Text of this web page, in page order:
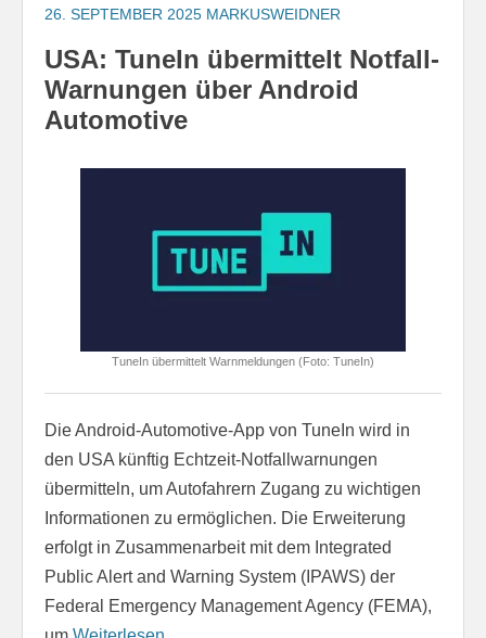
26. SEPTEMBER 2025 MARKUSWEIDNER
USA: TuneIn übermittelt Notfall-
Warnungen über Android
Automotive
TuneIn übermittelt Warnmeldungen (Foto: TuneIn)
Die Android-Automotive-App von TuneIn wird in
den USA künftig Echtzeit-Notfallwarnungen
übermitteln, um Autofahrern Zugang zu wichtigen
Informationen zu ermöglichen. Die Erweiterung
erfolgt in Zusammenarbeit mit dem Integrated
Public Alert and Warning System (IPAWS) der
Federal Emergency Management Agency (FEMA),